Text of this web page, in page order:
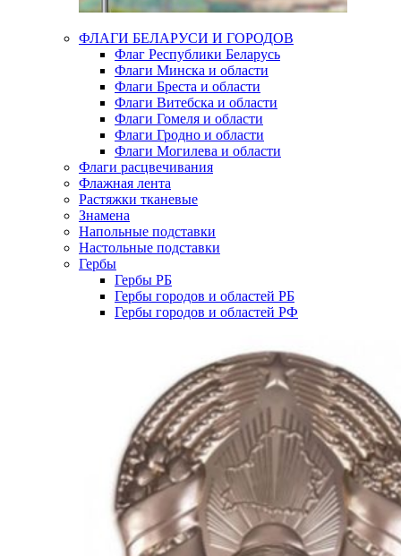
ФЛАГИ БЕЛАРУСИ И ГОРОДОВ
Флаг Республики Беларусь
Флаги Минска и области
Флаги Бреста и области
Флаги Витебска и области
Флаги Гомеля и области
Флаги Гродно и области
Флаги Могилева и области
Флаги расцвечивания
Флажная лента
Растяжки тканевые
Знамена
Напольные подставки
Настольные подставки
Гербы
Гербы РБ
Гербы городов и областей РБ
Гербы городов и областей РФ